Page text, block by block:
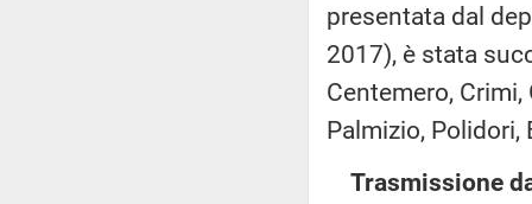
presentata dal
2017), è stata
Centemero,
Palmizio, Polidori,
Trasmissione